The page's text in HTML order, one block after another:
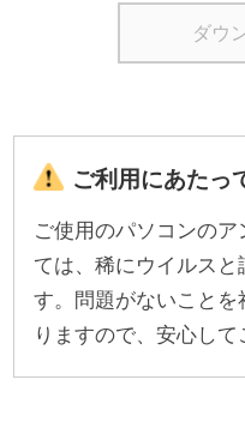
ご利用にあたっ
ご使用のパソコンの
ては、稀にウイルスと
す。問題がないこと
りますので、安心して